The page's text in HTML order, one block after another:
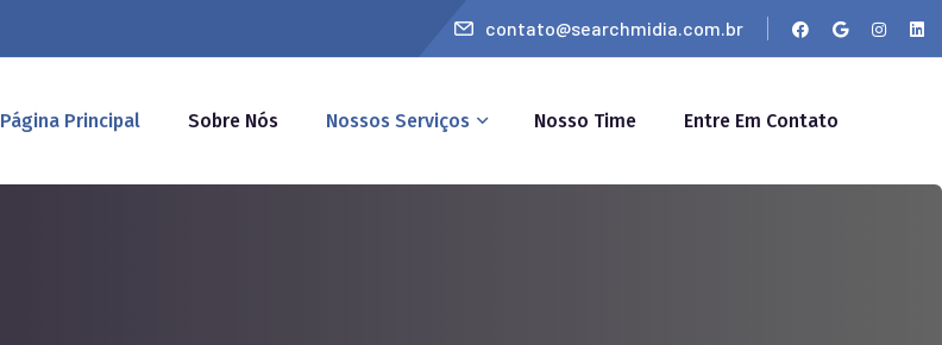
contato@searchmidia.com.br
Página Principal Sobre Nós Nossos Serviços Nosso Time Entre Em Contato